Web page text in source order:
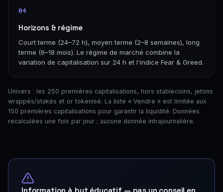
04
Horizons & régime
Court terme (24–72 h), moyen terme (2–8 semaines), long
terme (6–18 mois). Le régime de marché combine la
variation de capitalisation sur 24 h et l'indice Fear & Greed.
Univers : les 250 premières capitalisations, hors stablecoins, jetons
wrappés/stakés et or tokenisé. La liste « Vendre » est limitée aux
150 premières capitalisations pour garantir la liquidité. Données
recalculées une fois par jour ; aucune donnée intrajournalière.